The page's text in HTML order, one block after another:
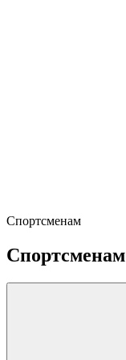
Спортсменам
Спортсменам